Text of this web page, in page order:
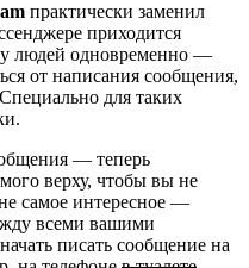
практически заменил
приходится
людей одновременно —
от написания сообщения,
для таких
— теперь
верху, чтобы вы не
самое интересное —
всеми вашими
писать сообщение на